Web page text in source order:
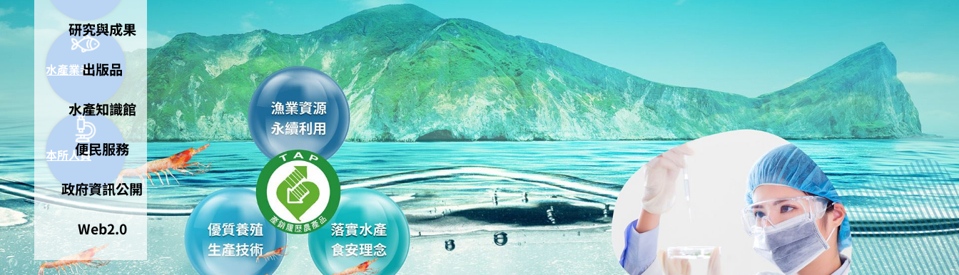
研究與成果
出版品
水產知識館
便民服務
政府資訊公開
Web2.0
水產業者
本所人員